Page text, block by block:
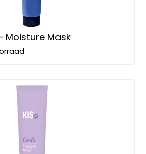
Moisture Mask